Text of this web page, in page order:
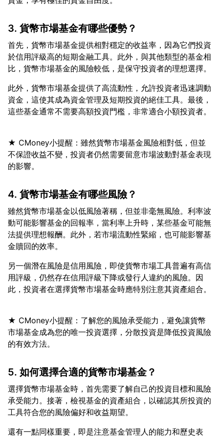
3. 貨幣市場基金有哪些優勢？
首先，貨幣市場基金提供相對穩定的收益率，因為它們投資
於信用評級高的短期金融工具。此外，與其他類型的基金相
此外，貨幣市場基金提供了高流動性，允許投資者迅速調動
資金，這使其成為資金管理及短期投資的絕佳工具。最後，
★ CMoney小提醒：雖然貨幣市場基金風險相對低，但並
不保證收益不變，投資者仍然需要留意市場波動對基金表現
4. 貨幣市場基金有哪些風險？
雖然貨幣市場基金以低風險著稱，但並非毫無風險。利率波
動可能影響基金的回報率，當利率上升時，某些基金可能無
法提供理想報酬。此外，若市場流動性緊縮，也可能影響基
另一個潛在風險是信用風險，即使貨幣市場工具普遍有高信
用評級，仍然存在信用評級下降或發行人違約的風險。因
★ CMoney小提醒：了解您的風險承受能力，避免讓貨幣
市場基金成為您的唯一投資選擇，分散投資是降低投資風險
5. 如何選擇合適的貨幣市場基金？
選擇貨幣市場基金時，首先需要了解自己的投資目標和風險
承受能力。接著，檢視基金的資產組合，以確認其所投資的
還有一點同樣重要，即是注意基金管理人的能力和歷史表